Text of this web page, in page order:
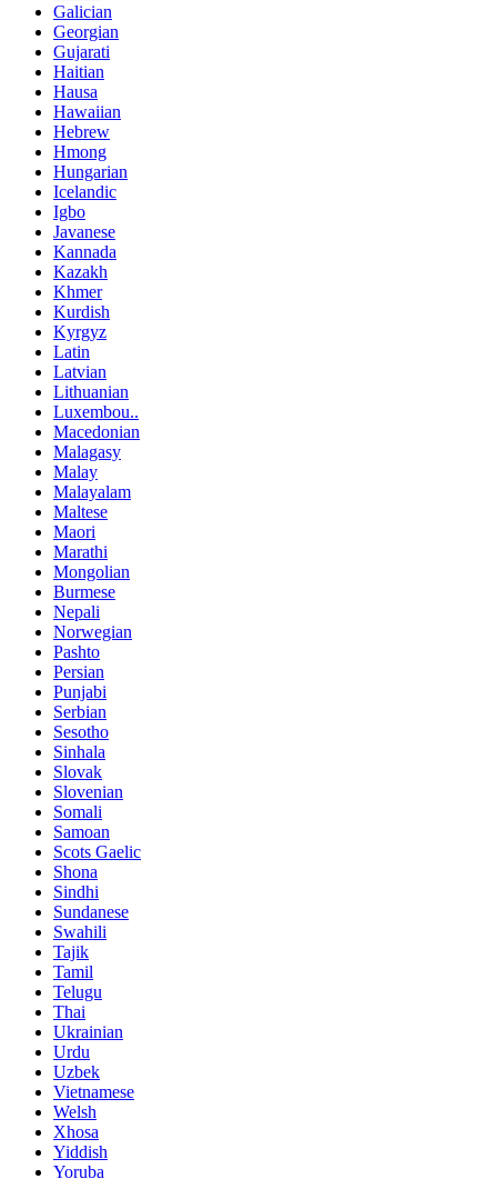
Galician
Georgian
Gujarati
Haitian
Hausa
Hawaiian
Hebrew
Hmong
Hungarian
Icelandic
Igbo
Javanese
Kannada
Kazakh
Khmer
Kurdish
Kyrgyz
Latin
Latvian
Lithuanian
Luxembou..
Macedonian
Malagasy
Malay
Malayalam
Maltese
Maori
Marathi
Mongolian
Burmese
Nepali
Norwegian
Pashto
Persian
Punjabi
Serbian
Sesotho
Sinhala
Slovak
Slovenian
Somali
Samoan
Scots Gaelic
Shona
Sindhi
Sundanese
Swahili
Tajik
Tamil
Telugu
Thai
Ukrainian
Urdu
Uzbek
Vietnamese
Welsh
Xhosa
Yiddish
Yoruba